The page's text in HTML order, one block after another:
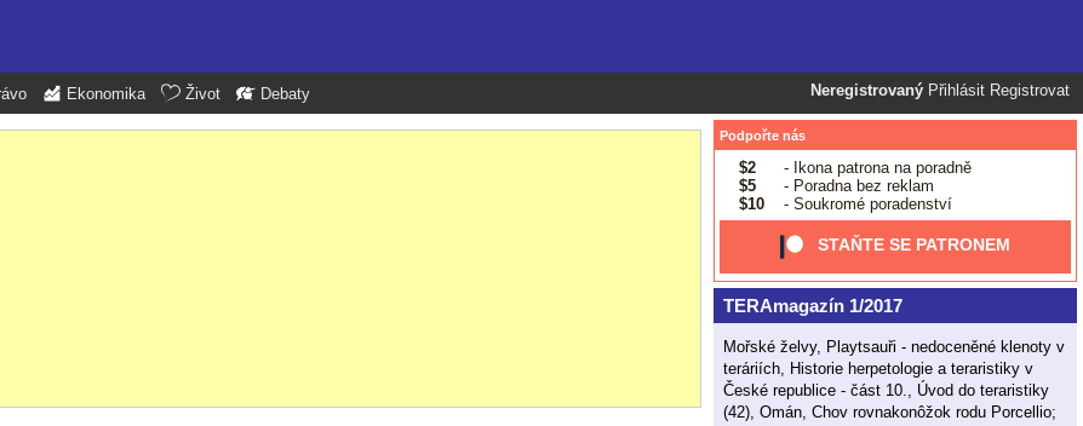
Neregistrovaný Přihlásit Registrovat
Ekonomika Život Debaty
Podpořte nás
$2
- Ikona patrona na poradně
$5
- Poradna bez reklam
$10
- Soukromé poradenství
STAŇTE SE PATRONEM
TERAmagazín 1/2017
Mořské želvy, Playtsauři - nedoceněné klenoty v
teráriích, Historie herpetologie a teraristiky v
České republice - část 10., Úvod do teraristiky
(42), Omán, Chov rovnakonôžok rodu Porcellio;